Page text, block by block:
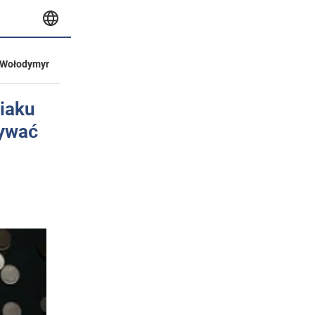
Wołodymyr